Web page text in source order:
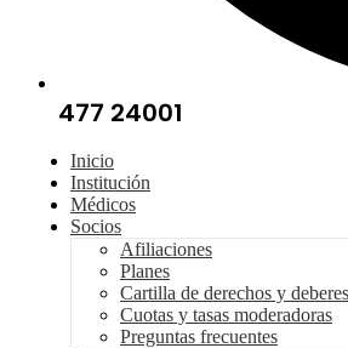
477 24001
Inicio
Institución
Médicos
Socios
Afiliaciones
Planes
Cartilla de derechos y deberes
Cuotas y tasas moderadoras
Preguntas frecuentes